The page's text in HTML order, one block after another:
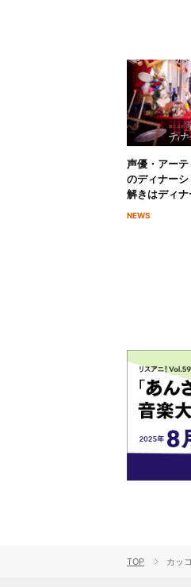
声優・アーテ
のディナー
解きはディ
NEWS
TOP カッ